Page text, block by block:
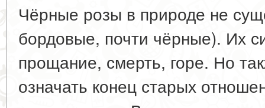
Чёрные розы в природе не
бордовые, почти чёрные). Их
прощание, смерть, горе. Но
означать конец старых